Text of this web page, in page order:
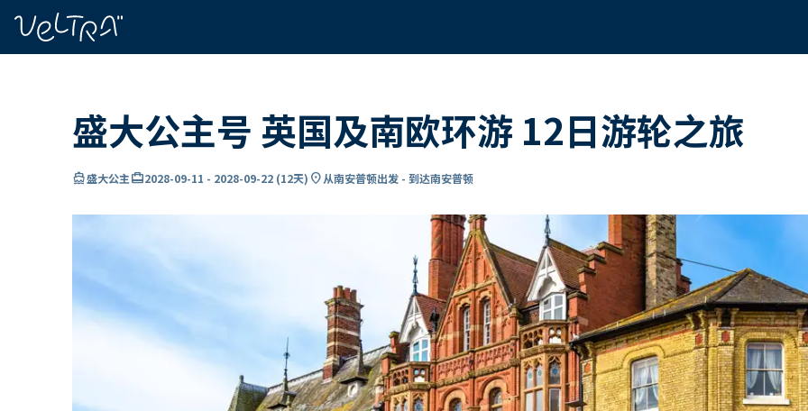
盛大公主号 英国及南欧环游 12日游轮之旅
directions_boat盛大公主card_travel2028-09-11 - 2028-09-22 (12天) location_on从南安普顿出发 - 到达南安普顿